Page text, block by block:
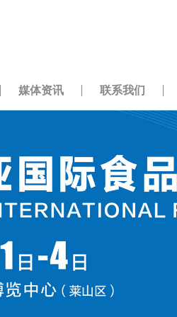
媒体资讯 联系我们